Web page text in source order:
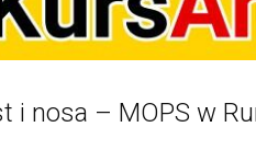
i nosa – MOPS w